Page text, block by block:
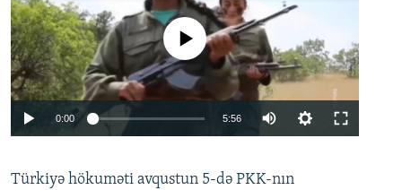
No media source currently available
0:00 5:56
360p
Türkiyə hökuməti avqustun 5-də PKK-nın